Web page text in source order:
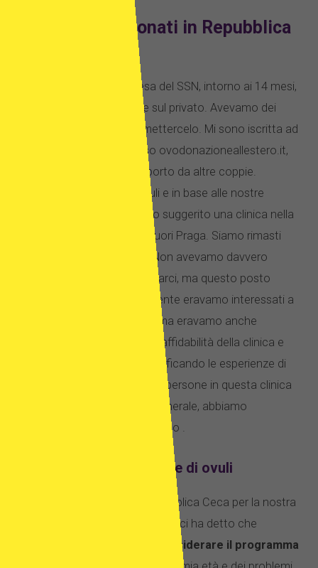
FIVET e ovuli donati in Repubblica
A causa delle liste di attesa del SSN, intorno ai 14 mesi,
abbiamo deciso di andare sul privato. Avevamo dei
risparmi e potevamo permettercelo. Mi sono iscritta ad
alcuni forum online, incluso ovodonazioneallestero.it,
con l’idea di ottenere supporto da altre coppie.
Abbiamo compilato i moduli e in base alle nostre
esigenze i consulenti hanno suggerito una clinica nella
Repubblica Ceca, appena fuori Praga. Siamo rimasti
entrambi molto scioccati. Non avevamo davvero
pensato di viaggiare per curarci, ma questo posto
sembrava perfetto. Ovviamente eravamo interessati a
mantenere il prezzo basso, ma eravamo anche
interessati all’efficienza e all’affidabilità della clinica e
dopo molte discussioni e verificando le esperienze di
fecondazione in vitro di altre persone in questa clinica
e nella Repubblica Ceca in generale, abbiamo
prenotato il nostro trattamento .
Programma di donazione di ovuli
Quando siamo arrivati ​​in Repubblica Ceca per la nostra
consultazione iniziale, il medico ci ha detto che
considerare il programma